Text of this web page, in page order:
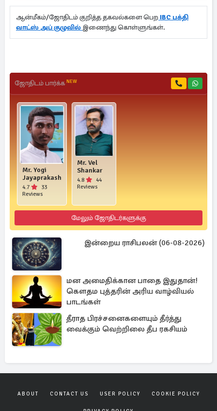
ஆன்மீகம்/ஜோதிடம் குறித்த தகவல்களை பெற IBC பக்தி
வாட்ஸ் அப் குழுவில் இணைந்து கொள்ளுங்கள்.
ஜோதிடம் பார்க்க NEW
Mr. Yogi
Jayaprakash
4.7
33
Reviews
Mr. Vel
Shankar
4.8
44
Reviews
மேலும் ஜோதிடர்களுக்கு
இன்றைய ராசிபலன் (06-08-2026)
மன அமைதிக்கான பாதை இதுதான்!
கௌதம புத்தரின் அரிய வாழ்வியல்
பாடங்கள்
தீராத பிரச்சனைகளையும் தீர்த்து
வைக்கும் வெற்றிலை தீப ரகசியம்
ABOUT CONTACT US USER POLICY COOKIE POLICY